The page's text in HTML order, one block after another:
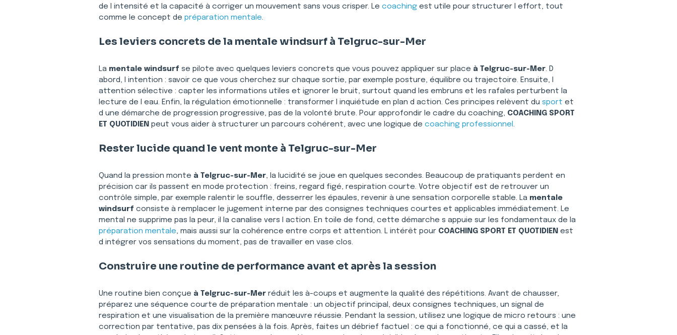
de l intensité et la capacité à corriger un mouvement sans vous crisper. Le coaching est utile pour structurer l effort, tout
comme le concept de préparation mentale.
Les leviers concrets de la mentale windsurf à Telgruc-sur-Mer
La mentale windsurf se pilote avec quelques leviers concrets que vous pouvez appliquer sur place à Telgruc-sur-Mer. D
abord, l intention : savoir ce que vous cherchez sur chaque sortie, par exemple posture, équilibre ou trajectoire. Ensuite, l
attention sélective : capter les informations utiles et ignorer le bruit, surtout quand les embruns et les rafales perturbent la
lecture de l eau. Enfin, la régulation émotionnelle : transformer l inquiétude en plan d action. Ces principes relèvent du sport et
d une démarche de progression progressive, pas de la volonté brute. Pour approfondir le cadre du coaching, COACHING SPORT
ET QUOTIDIEN peut vous aider à structurer un parcours cohérent, avec une logique de coaching professionnel .
Rester lucide quand le vent monte à Telgruc-sur-Mer
Quand la pression monte à Telgruc-sur-Mer, la lucidité se joue en quelques secondes. Beaucoup de pratiquants perdent en
précision car ils passent en mode protection : freins, regard figé, respiration courte. Votre objectif est de retrouver un
contrôle simple, par exemple ralentir le souffle, desserrer les épaules, revenir à une sensation corporelle stable. La mentale
windsurf consiste à remplacer le jugement interne par des consignes techniques courtes et applicables immédiatement. Le
mental ne supprime pas la peur, il la canalise vers l action. En toile de fond, cette démarche s appuie sur les fondamentaux de la
préparation mentale, mais aussi sur la cohérence entre corps et attention. L intérêt pour COACHING SPORT ET QUOTIDIEN est
d intégrer vos sensations du moment, pas de travailler en vase clos.
Construire une routine de performance avant et après la session
Une routine bien conçue à Telgruc-sur-Mer réduit les à-coups et augmente la qualité des répétitions. Avant de chausser,
préparez une séquence courte de préparation mentale : un objectif principal, deux consignes techniques, un signal de
respiration et une visualisation de la première manœuvre réussie. Pendant la session, utilisez une logique de micro retours : une
correction par tentative, pas dix pensées à la fois. Après, faites un débrief factuel : ce qui a fonctionné, ce qui a cassé, et la